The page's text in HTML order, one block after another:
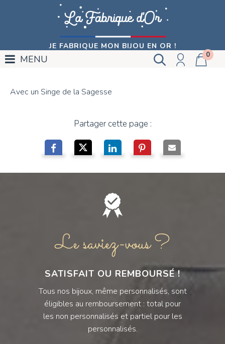
JE FABRIQUE MON BIJOU EN OR !
0
MENU
Avec un Singe de la Sagesse
Partager cette page :
Le saviez-vous ?
SATISFAIT OU REMBOURSÉ !
Tous nos bijoux, même personnalisés, sont
éligibles au remboursement : total pour
les non personnalisés et partiel pour les
personnalisés.